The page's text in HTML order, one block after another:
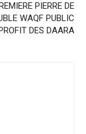
PIERRE DE
WAQF PUBLIC
DES DAARA